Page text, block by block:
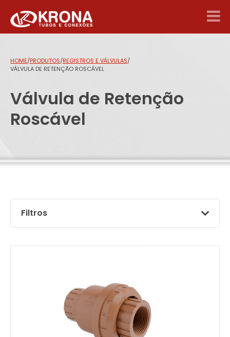
HOME/PRODUTOS/REGISTROS E VÁLVULAS/
VÁLVULA DE RETENÇÃO ROSCÁVEL
Válvula de Retenção
Roscável
Filtros